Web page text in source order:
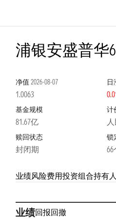
浦银安盛普华
净值 2026-08-07
1.0063
日
基金规模
81.67亿
计
赎回状态
封闭期
锁
66
业绩风险费用投资组合持有人
业绩回报回撤